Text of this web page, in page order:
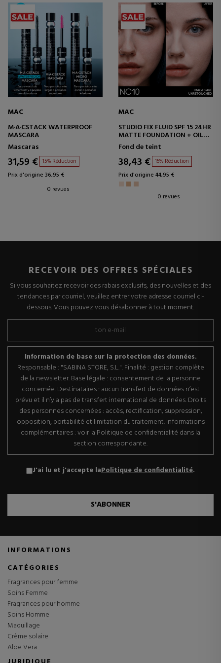
MAC
M·A·CSTACK WATERPROOF
MASCARA
Mascaras
31,59 € 15% Réduction
Prix d'origine 36,95 €
0 revues
MAC
STUDIO FIX FLUID SPF 15 24HR
MATTE FOUNDATION + OIL
CONTROL
BASE DE MAQUILLAGE
Fond de teint
38,43 € 15% Réduction
Prix d'origine 44,95 €
0 revues
RECEVOIR DES OFFRES SPÉCIALES
Si vous souhaitez recevoir des rabais exclusifs, des nouvelles et des
tendances par courriel, veuillez entrer votre adresse courriel ci-
dessous. Vous pouvez vous désabonner à tout moment.
Information de base sur la protection des données.
Responsable : "SABINA STORE, S.L.". Finalité : gestion complète
de la newsletter. Base légale : consentement de la personne
concernée. Destinataires : aucun transfert de données n’est
prévu et il n’y a pas de transfert international de données. Droits
des personnes concernées : accès, rectification, suppression,
opposition, portabilité et limitation du traitement. Informations
complémentaires : voir la Politique de confidentialité dans la
section correspondante.
J'ai lu et j'accepte laPolitique de confidentialité.
S'ABONNER
INFORMATIONS
CATÉGORIES
Fragrances pour femme
Soins Femme
Fragrances pour homme
Soins Homme
Maquillage
Crème solaire
Aloe Vera